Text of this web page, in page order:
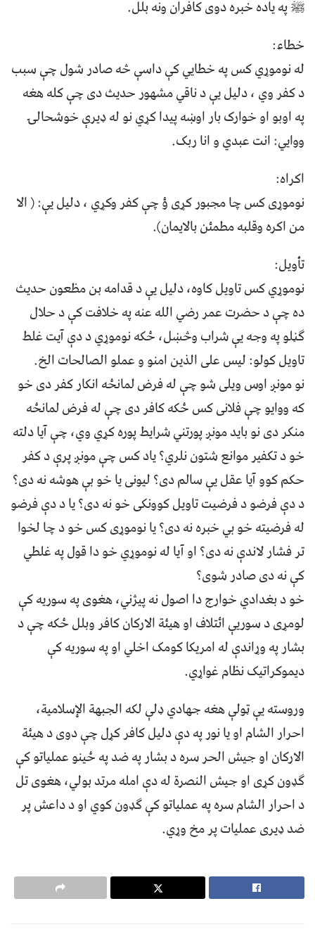
ﷺ په ياده خبره دوی کافران ونه بلل.
خطاء:
له نوموړي کس په خطايي کې داسې څه صادر شول چې سبب
د کفر وي ، دليل يې د ناقي مشهور حديث دی چې کله هغه
په اوبو او خوارک بار اوښه پيدا کړي نو له ډيرې خوشحالۍ
ووايي: انت عبدي و انا ربک.
اکراه:
نوموړی کس چا مجبور کړی ؤ چې کفر وکړي ، دلیل يې: ( الا
من اکره وقلبه مطمئن بالايمان).
تأويل:
نوموړي کس تاويل کاوه، دليل يې د قدامه بن مظعون حديث
ده چې د حضرت عمر رضي الله عنه په خلافت کې د حلال
ګڼلو په وجه يې شراب وڅښل، ځکه نوموړي د دې آيت غلط
تاويل کولو: ليس علی الذين امنو و عملو الصالحات الخ.
نو مونږ اوس ويلی شو چې له فرض لمانځه انکار کفر دی خو
که ووايو چې فلانی کس ځکه کافر دی چې له فرض لمانځه
منکر دی نو بايد مونږ پورتني شرايط پوره کړي وي، چې آيا دلته
خو د تکفير موانع شتون نلري؟ ياد کس چې مونږ پرې د کفر
حکم کوو آيا عقل يې سالم دی؟ ليونی يا خو بې هوشه نه دی؟
د دې فرضو د فرضيت تاويل کوونکی خو نه دی؟ يا د دې فرضو
له فرضيته خو بي خبره نه دی؟ يا نوموړی کس خو د چا لخوا
تر فشار لاندې نه دی؟ او آیا له نوموړي خو دا قول په غلطي
کې نه دی صادر شوی؟
خو د بغدادي خوارج دا اصول نه پيژني، هغوی په سوريه کې
لومړی د سوریې ائتلاف او هيئة الارکان کافر وبلل ځکه چې د
بشار په وړاندې له امريکا کومک اخلي او په سوریه کې
ديموکراتيک نظام غواړي.
وروسته يې ټولې هغه جهادي ډلې لکه الجبهة الإسلامية،
احرار الشام او يا نور په دې دليل کافر کړل چې دوی د هيئة
الارکان او جيش الحر سره د بشار په ضد په ځينو عملياتو کې
ګډون کړی او جيش النصرة له دې امله مرتد بولي، هغوی تل
د احرار الشام سره په عملياتو کې ګډون کوي او د داعش پر
ضد ډيری عمليات پر مخ وړي.